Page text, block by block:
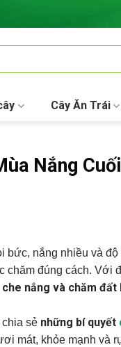
Cây Ăn Trái
Nắng
bức, nắng nhiều và
đúng cách. Với
nắng và chăm đất
chia sẻ những bí quyết
mát, khỏe mạnh và